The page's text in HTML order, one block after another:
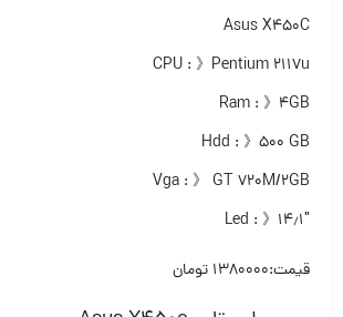
Asus X450C
CPU : 》Pentium 2117u
Ram : 》۴GB
Hdd : 》۵۰۰ GB
Vga : 》 GT 720M/2GB
Led : 》۱۴٫۱″
قیمت:۱۳۸۰۰۰۰ تومان